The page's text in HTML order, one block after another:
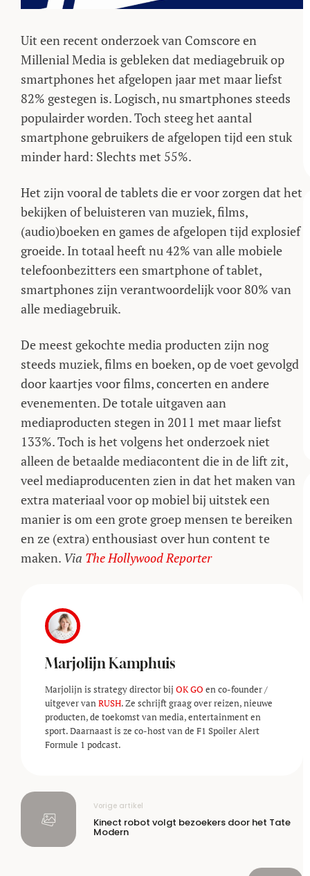
Uit een recent onderzoek van Comscore en
Millenial Media is gebleken dat mediagebruik op
smartphones het afgelopen jaar met maar liefst
82% gestegen is. Logisch, nu smartphones steeds
populairder worden. Toch steeg het aantal
smartphone gebruikers de afgelopen tijd een stuk
minder hard: Slechts met 55%.
Het zijn vooral de tablets die er voor zorgen dat het
bekijken of beluisteren van muziek, films,
(audio)boeken en games de afgelopen tijd explosief
groeide. In totaal heeft nu 42% van alle mobiele
telefoonbezitters een smartphone of tablet,
smartphones zijn verantwoordelijk voor 80% van
alle mediagebruik.
De meest gekochte media producten zijn nog
steeds muziek, films en boeken, op de voet gevolgd
door kaartjes voor films, concerten en andere
evenementen. De totale uitgaven aan
mediaproducten stegen in 2011 met maar liefst
133%. Toch is het volgens het onderzoek niet
alleen de betaalde mediacontent die in de lift zit,
veel mediaproducenten zien in dat het maken van
extra materiaal voor op mobiel bij uitstek een
manier is om een grote groep mensen te bereiken
en ze (extra) enthousiast over hun content te
maken. Via The Hollywood Reporter
Marjolijn Kamphuis
Marjolijn is strategy director bij OK GO en co-founder /
uitgever vanRUSH. Ze schrijft graag over reizen, nieuwe
producten, de toekomst van media, entertainment en
sport. Daarnaast is ze co-host van de F1 Spoiler Alert
Formule 1 podcast.
Vorige artikel
Kinect robot volgt bezoekers door het Tate
Modern